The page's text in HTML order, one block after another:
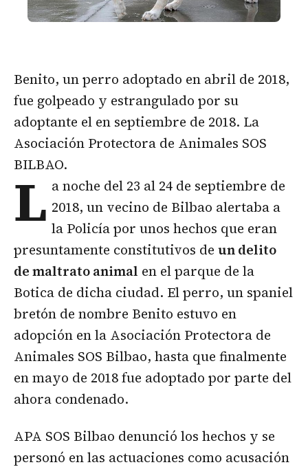
Benito, un perro adoptado en abril de 2018,
fue golpeado y estrangulado por su
adoptante el en septiembre de 2018. La
Asociación Protectora de Animales SOS
BILBAO.
L a noche del 23 al 24 de septiembre de
2018, un vecino de Bilbao alertaba a
la Policía por unos hechos que eran
presuntamente constitutivos de un delito
de maltrato animal en el parque de la
Botica de dicha ciudad. El perro, un spaniel
bretón de nombre Benito estuvo en
adopción en la Asociación Protectora de
Animales SOS Bilbao, hasta que finalmente
en mayo de 2018 fue adoptado por parte del
ahora condenado.
APA SOS Bilbao denunció los hechos y se
personó en las actuaciones como acusación